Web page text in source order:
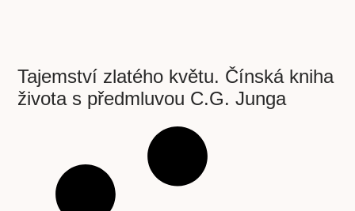
Tajemství zlatého květu. Čínská kniha
života s předmluvou C.G. Junga